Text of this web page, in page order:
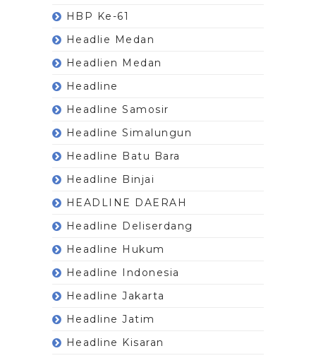
HBP Ke-61
Headlie Medan
Headlien Medan
Headline
Headline Samosir
Headline Simalungun
Headline Batu Bara
Headline Binjai
HEADLINE DAERAH
Headline Deliserdang
Headline Hukum
Headline Indonesia
Headline Jakarta
Headline Jatim
Headline Kisaran